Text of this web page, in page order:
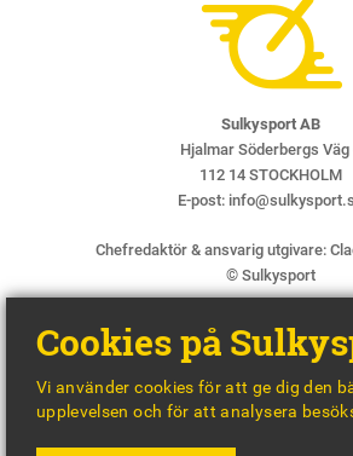
Sulkysport AB
Hjalmar Söderbergs Väg
112 14 STOCKHOLM
E-post:
Chefredaktör & ansvarig utgivare:
© Sulkysport
BY
Cookies på
Vi använder cookies för att ge dig den
upplevelsen och för att analysera